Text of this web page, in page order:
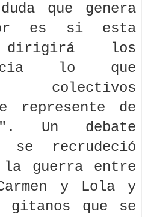
que genera
es si esta
dirigirá los
lo que
colectivos
represente de
Un debate
se recrudeció
la guerra entre
y Lola y
que se